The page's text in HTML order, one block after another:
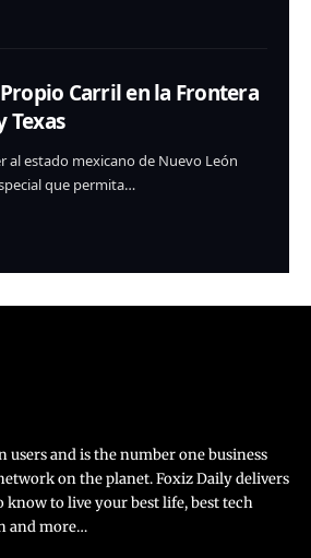
Carril en la Frontera
Texas
al estado mexicano de Nuevo León
que permita…
users and is the number one business
on the planet. Foxiz Daily delivers
to live your best life, best tech
and more…